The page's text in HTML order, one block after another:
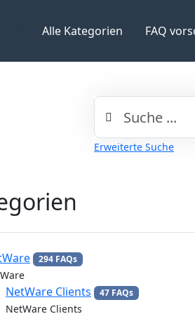
Alle Kategorien FAQ
Erweiterte Suche
294 FAQs
NetWare Clients 47 FAQs
NetWare Clients